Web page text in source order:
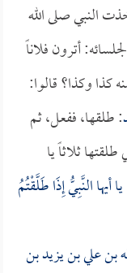
النبي صلى الله
أترون فلاناً
كذا وكذا؟ قالوا:
: طلقها، ففعل، ثم
ثلاثاً يا
يا أيها النَّبِيُّ إِذَا طَلَّقْتُمُ
بن علي بن يزيد بن